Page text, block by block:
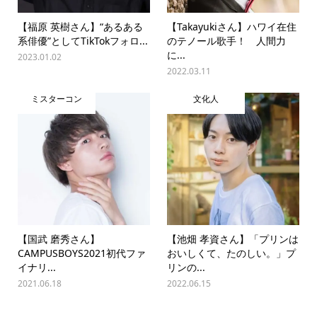
【福原 英樹さん】“あるある
系俳優”としてTikTokフォロ...
2023.01.02
【Takayukiさん】ハワイ在住
のテノール歌手！ 人間力
に...
2022.03.11
ミスターコン
【国武 磨秀さん】
CAMPUSBOYS2021初代ファ
イナリ...
2021.06.18
文化人
【池畑 孝資さん】「プリンは
おいしくて、たのしい。」プ
リンの...
2022.06.15